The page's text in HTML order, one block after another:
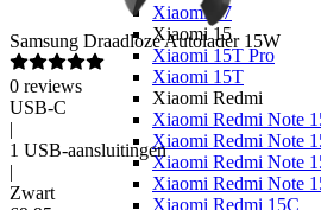
Xiaomi 17
Xiaomi 15
Xiaomi 15T Pro
Xiaomi 15T
Xiaomi Redmi
Xiaomi Redmi Note
Xiaomi Redmi Note
Xiaomi Redmi Note
Xiaomi Redmi Note
Xiaomi Redmi 15C
Samsung Draadloze Autolader 15W
0 reviews
USB-C
|
1 USB-aansluitingen
|
Zwart